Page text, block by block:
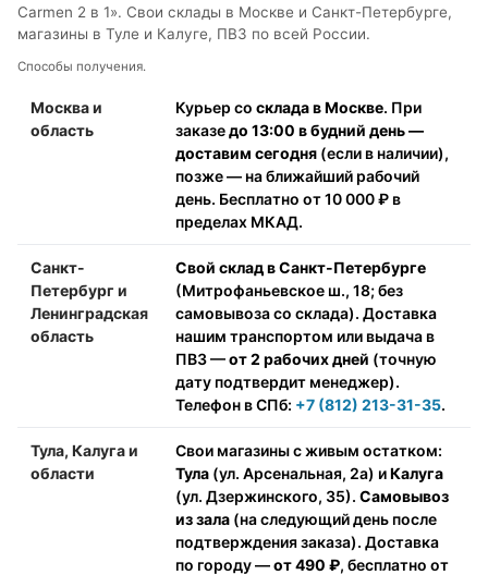
Carmen 2 в 1». Свои склады в Москве и Санкт-Петербурге,
магазины в Туле и Калуге, ПВЗ по всей России.
Способы получения.
Москва и
область
Курьер со склада в Москве. При
заказедо 13:00 в будний день —
доставим сегодня (если в наличии),
позже — на ближайший рабочий
день. Бесплатно от 10 000 ₽ в
пределах МКАД.
Санкт-
Петербург и
Ленинградская
область
Свой склад в Санкт-Петербурге
(Митрофаньевское ш., 18; без
самовывоза со склада). Доставка
нашим транспортом или выдача в
ПВЗ —от 2 рабочих дней (точную
дату подтвердит менеджер).
Телефон в СПб: +7 (812) 213-31-35.
Тула, Калуга и
области
Свои магазины с живым остатком:
Тула (ул. Арсенальная, 2а) иКалуга
(ул. Дзержинского, 35). Самовывоз
из зала (на следующий день после
подтверждения заказа). Доставка
по городу —от 490 ₽, бесплатно от